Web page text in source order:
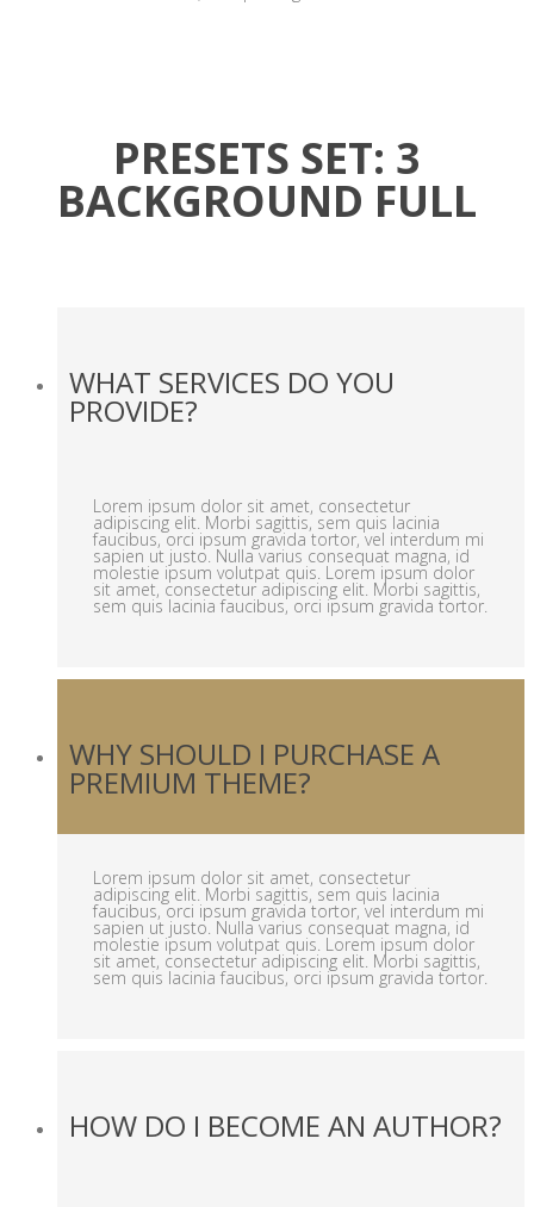
PRESETS SET: 3
BACKGROUND FULL
WHAT SERVICES DO YOU
PROVIDE?
Lorem ipsum dolor sit amet, consectetur
adipiscing elit. Morbi sagittis, sem quis lacinia
faucibus, orci ipsum gravida tortor, vel interdum mi
sapien ut justo. Nulla varius consequat magna, id
molestie ipsum volutpat quis. Lorem ipsum dolor
sit amet, consectetur adipiscing elit. Morbi sagittis,
sem quis lacinia faucibus, orci ipsum gravida tortor.
WHY SHOULD I PURCHASE A
PREMIUM THEME?
Lorem ipsum dolor sit amet, consectetur
adipiscing elit. Morbi sagittis, sem quis lacinia
faucibus, orci ipsum gravida tortor, vel interdum mi
sapien ut justo. Nulla varius consequat magna, id
molestie ipsum volutpat quis. Lorem ipsum dolor
sit amet, consectetur adipiscing elit. Morbi sagittis,
sem quis lacinia faucibus, orci ipsum gravida tortor.
HOW DO I BECOME AN AUTHOR?